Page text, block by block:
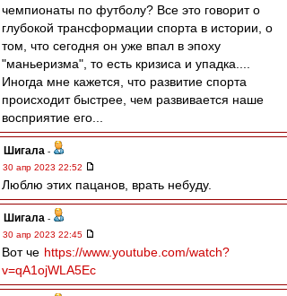
чемпионаты по футболу? Все это говорит о
глубокой трансформации спорта в истории, о
том, что сегодня он уже впал в эпоху
"маньеризма", то есть кризиса и упадка....
Иногда мне кажется, что развитие спорта
происходит быстрее, чем развивается наше
восприятие его...
Шигала -
30 апр 2023 22:52
Люблю этих пацанов, врать небуду.
Шигала -
30 апр 2023 22:45
Вот че https://www.youtube.com/watch?
v=qA1ojWLA5Ec